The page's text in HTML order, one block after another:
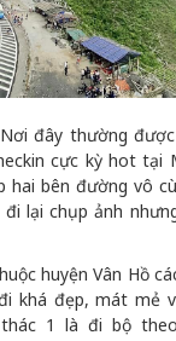
đây thường
cực kỳ hot tại
hai bên đường vô
lại chụp ảnh
huyện Vân Hồ
khá đẹp, mát mẻ
1 là đi bộ